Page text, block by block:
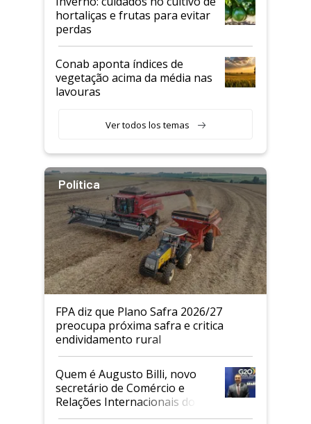
hortaliças e frutas para evitar
perdas
Conab aponta índices de
vegetação acima da média nas
lavouras
Ver todos los temas
Política
FPA diz que Plano Safra 2026/27
preocupa próxima safra e critica
endividamento rural
Quem é Augusto Billi, novo
secretário de Comércio e
Relações Internacionais do
Mapa